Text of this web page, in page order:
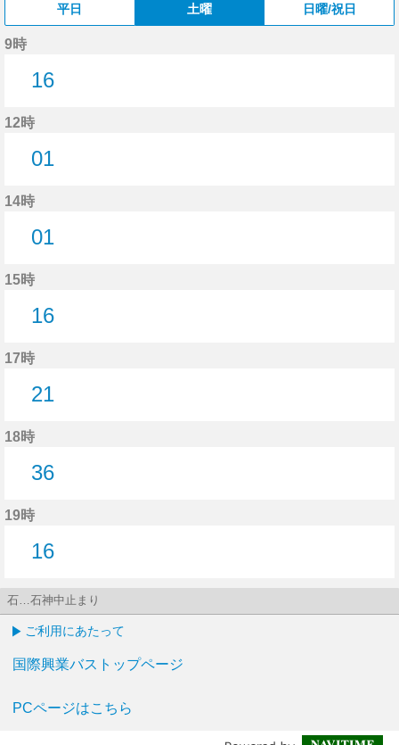
平日 土曜 日曜/祝日
9時
16
12時
01
14時
01
15時
16
17時
21
18時
36
19時
16
石…石神中止まり
ご利用にあたって
国際興業バストップページ
PCページはこちら